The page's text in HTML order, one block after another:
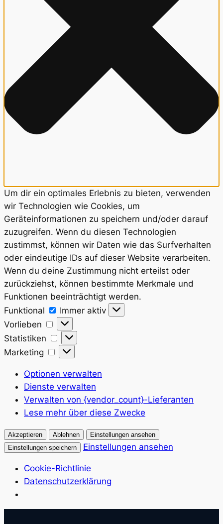
Um dir ein optimales Erlebnis zu bieten, verwenden
wir Technologien wie Cookies, um
Geräteinformationen zu speichern und/oder darauf
zuzugreifen. Wenn du diesen Technologien
zustimmst, können wir Daten wie das Surfverhalten
oder eindeutige IDs auf dieser Website verarbeiten.
Wenn du deine Zustimmung nicht erteilst oder
zurückziehst, können bestimmte Merkmale und
Funktionen beeinträchtigt werden.
Funktional
Funktional
Immer aktiv
Vorlieben
Vorlieben
Statistiken
Statistiken
Marketing
Marketing
Optionen verwalten
Dienste verwalten
Verwalten von {vendor_count}-Lieferanten
Lese mehr über diese Zwecke
Akzeptieren Ablehnen
Einstellungen ansehen
Einstellungen speichern
Einstellungen ansehen
Cookie-Richtlinie
Datenschutzerklärung